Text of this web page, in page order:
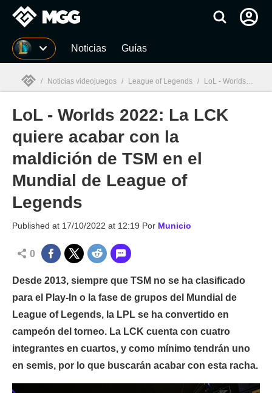
MGG Noticias Guías
MGG
/ Noticias videojuegos / League of Legends / LoL - Worlds 2022: La LCK quiere acabar con la maldición de TSM en el Mundial de League of Legends
LoL - Worlds 2022: La LCK
quiere acabar con la
maldición de TSM en el
Mundial de League of
Legends
Published at 17/10/2022 at 12:19 Por Municio
0
Desde 2013, siempre que TSM no se ha clasificado
para el Play-In o la fase de grupos del Mundial de
League of Legends, la LPL se ha convertido en
campeón del torneo. La LCK cuenta con cuatro
integrantes en cuartos, y como mínimo tendrán uno
en semis, por lo que buscarán acabar con esta racha.